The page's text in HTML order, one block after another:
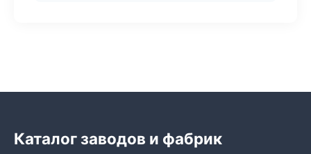
Каталог заводов и фабрик